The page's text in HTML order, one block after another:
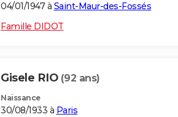
04/01/1947 à Saint-Maur-des-Fossés
Famille DIDOT
Gisele RIO (92 ans)
Naissance
30/08/1933 à Paris